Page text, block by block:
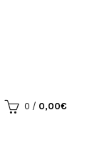
0 / 0,00€